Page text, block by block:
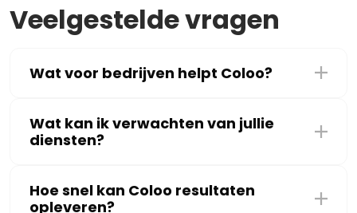
Veelgestelde vragen
Wat voor bedrijven helpt Coloo?
Wat kan ik verwachten van jullie
diensten?
Hoe snel kan Coloo resultaten
opleveren?